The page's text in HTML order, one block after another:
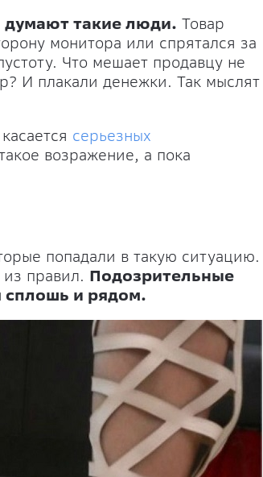
думают такие люди. Товар
монитора или спрятался за
Что мешает продавцу не
И плакали денежки. Так мыслят
серьезных
возражение, а пока
попадали в такую ситуацию.
правил. Подозрительные
сплошь и рядом.